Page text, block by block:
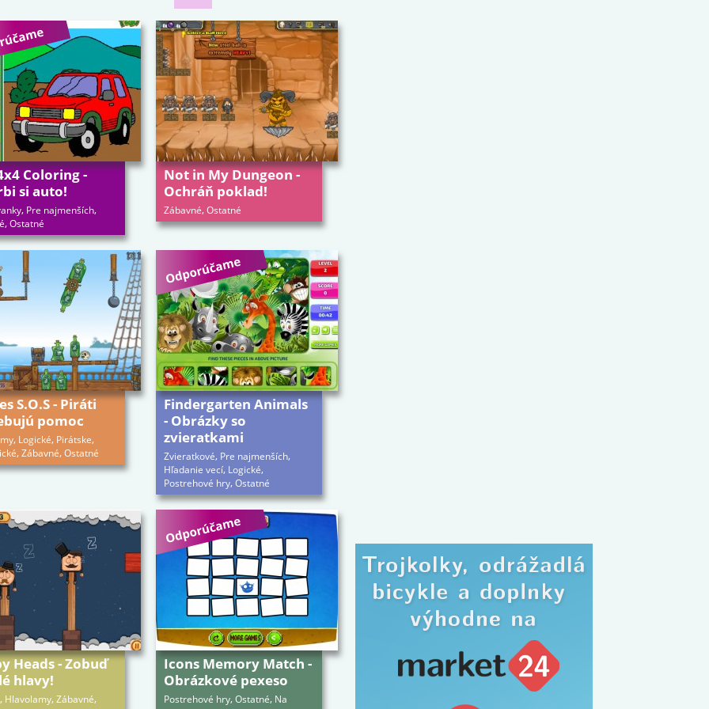
Coloring -
si auto!
, Pre najmenších,
,Ostatné
Not in My Dungeon -
Ochráň poklad!
Zábavné,Ostatné
S.O.S - Piráti
pomoc
, Logické, Pirátske,
,Zábavné,Ostatné
Findergarten Animals
- Obrázky so
zvieratkami
Zvieratkové, Pre najmenších,
Hľadanie vecí, Logické,
Postrehové hry,Ostatné
Heads - Zobuď
hlavy!
, Hlavolamy,Zábavné,
Icons Memory Match -
Obrázkové pexeso
Postrehové hry,Ostatné, Na